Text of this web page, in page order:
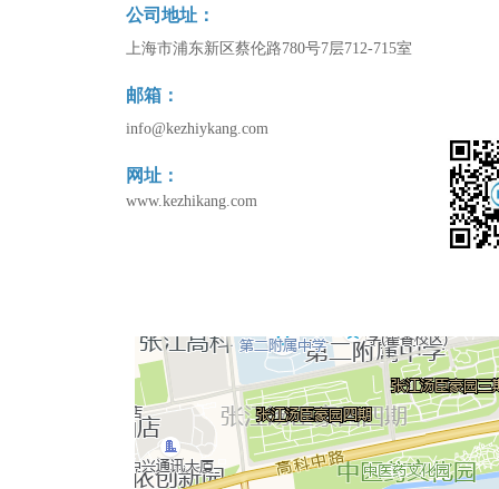
公司地址：
上海市浦东新区蔡伦路780号7层712-715室
邮箱：
info@kezhiykang.com
网址：
www.kezhikang.com